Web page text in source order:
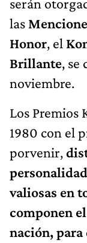
serán
las
Honor, el
Brillante, se
noviembre.
Los Premios
1980 con el
porvenir,
valiosas en
componen
nación, para